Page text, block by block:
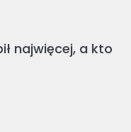
najwięcej, a kto